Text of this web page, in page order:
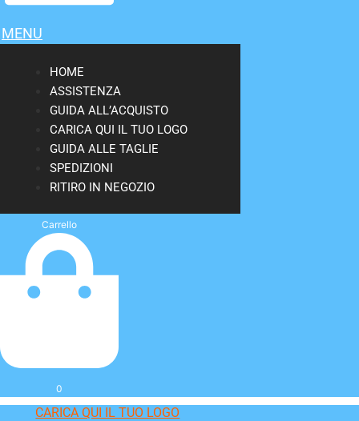
MENU
HOME
ASSISTENZA
GUIDA ALL’ACQUISTO
CARICA QUI IL TUO LOGO
GUIDA ALLE TAGLIE
SPEDIZIONI
RITIRO IN NEGOZIO
Carrello
0
CARICA QUI IL TUO LOGO